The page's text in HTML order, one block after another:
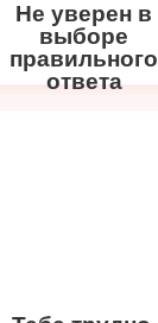
Не уверен в
выборе
правильного
ответа